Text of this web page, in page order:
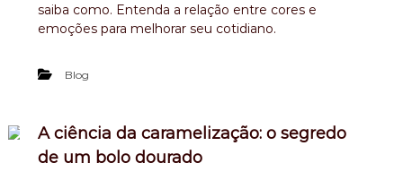
saiba como. Entenda a relação entre cores e
emoções para melhorar seu cotidiano.
Blog
A ciência da caramelização: o segredo
de um bolo dourado